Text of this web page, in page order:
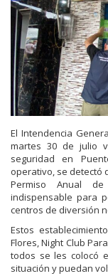
El Intendencia
martes 30 de julio
seguridad en
operativo, se detectó
Permiso Anual de
indispensable para
centros de diversión
Estos
Flores, Night Club
todos se les colocó
situación y puedan